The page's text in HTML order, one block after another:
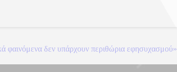
φαινόμενα δεν υπάρχουν περιθώρια εφησυχασμού»